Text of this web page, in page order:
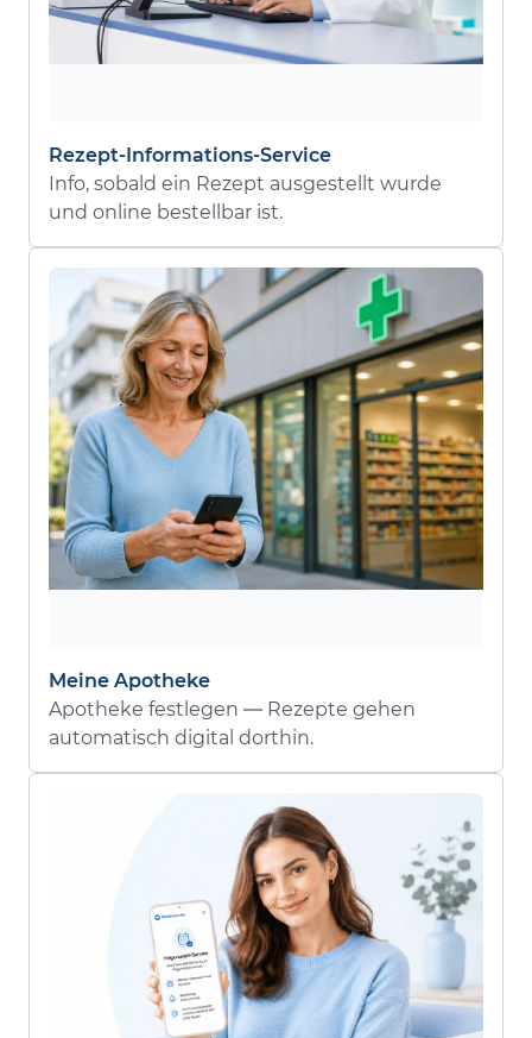
Rezept-Informations-Service
Info, sobald ein Rezept ausgestellt wurde
und online bestellbar ist.
Meine Apotheke
Apotheke festlegen — Rezepte gehen
automatisch digital dorthin.